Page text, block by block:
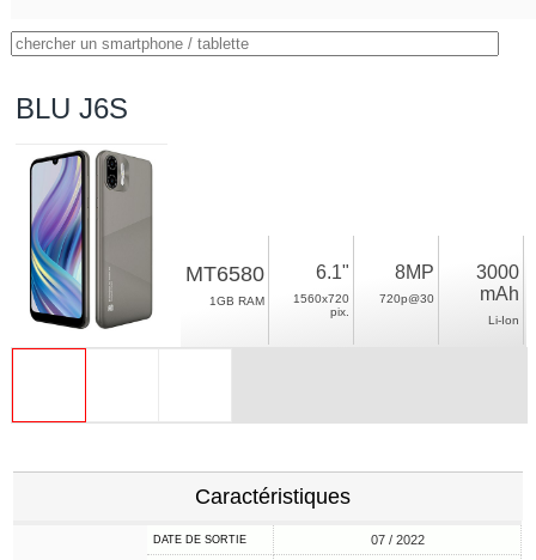
BLU J6S
MT6580
1GB RAM
6.1"
1560x720
pix.
8MP
720p@30
3000
mAh
Li-Ion
Caractéristiques
DATE DE SORTIE 07 / 2022